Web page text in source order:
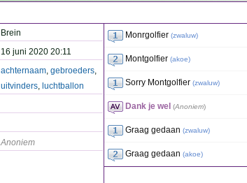
Brein
16 juni 2020 20:11
achternaam, gebroeders,
uitvinders, luchtballon
Anoniem
Monrgolfier (zwaluw)
Montgolfier (akoe)
Sorry Montgolfier (zwaluw)
Dank je wel (Anoniem)
Graag gedaan (zwaluw)
Graag gedaan (akoe)